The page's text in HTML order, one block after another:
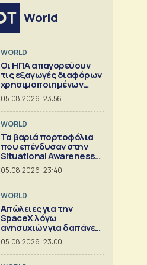
World
WORLD
Οι ΗΠΑ απαγορεύουν
τις εξαγωγές διαφόρων
χρησιμοποιημένων
κρίσιμων ορυκτών
05.08.2026 | 23:56
WORLD
Τα βαριά πορτοφόλια
που επένδυσαν στην
Situational Awareness
πριν καταρρεύσει
05.08.2026 | 23:40
WORLD
Απώλειες για την
SpaceX λόγω
ανησυχιών για δαπάνες
ΑΙ
05.08.2026 | 23:00